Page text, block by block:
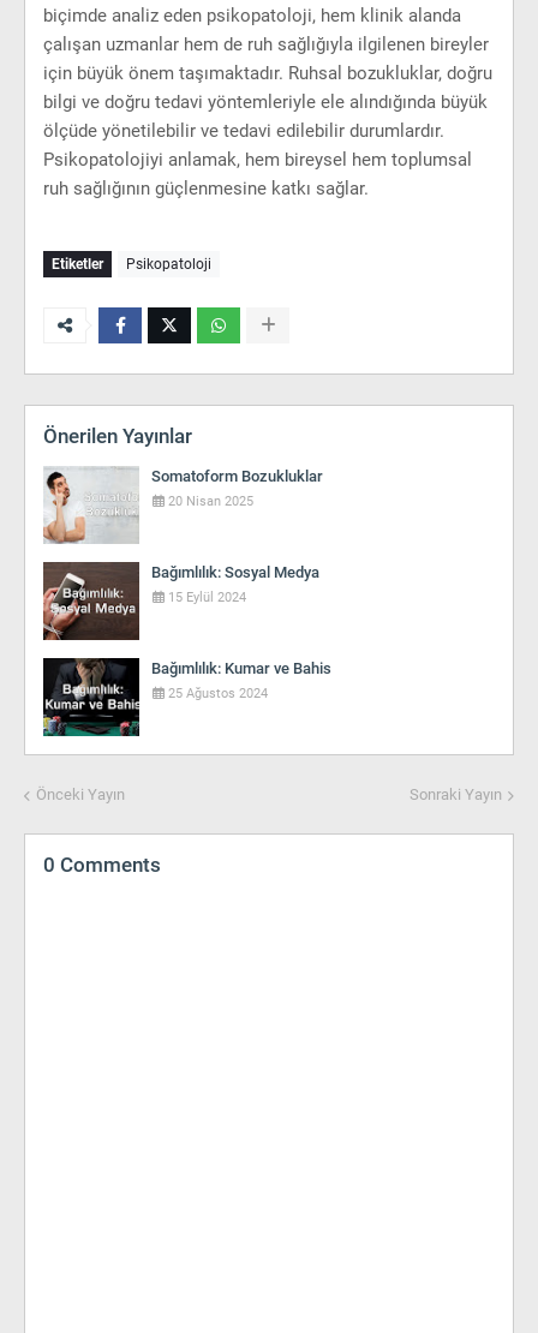
biçimde analiz eden psikopatoloji, hem klinik alanda
çalışan uzmanlar hem de ruh sağlığıyla ilgilenen bireyler
için büyük önem taşımaktadır. Ruhsal bozukluklar, doğru
bilgi ve doğru tedavi yöntemleriyle ele alındığında büyük
ölçüde yönetilebilir ve tedavi edilebilir durumlardır.
Psikopatolojiyi anlamak, hem bireysel hem toplumsal
ruh sağlığının güçlenmesine katkı sağlar.
Etiketler Psikopatoloji
Önerilen Yayınlar
Somatoform Bozukluklar
20 Nisan 2025
Bağımlılık: Sosyal Medya
15 Eylül 2024
Bağımlılık: Kumar ve Bahis
25 Ağustos 2024
Önceki Yayın Sonraki Yayın
0 Comments